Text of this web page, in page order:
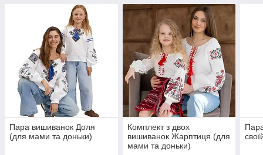
Пара вишиванок Доля
(для мами та доньки)
Комплект з двох
вишиванок Жарптиця (для
мами та доньки)